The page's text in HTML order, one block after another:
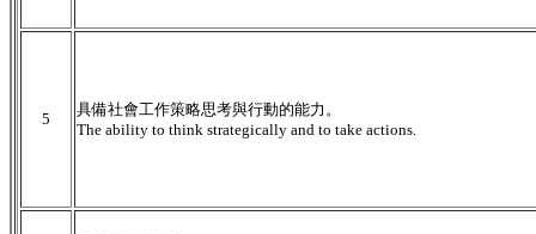
5
具備社會工作策略思考與行動的能力。
The ability to think strategically and to take actions.